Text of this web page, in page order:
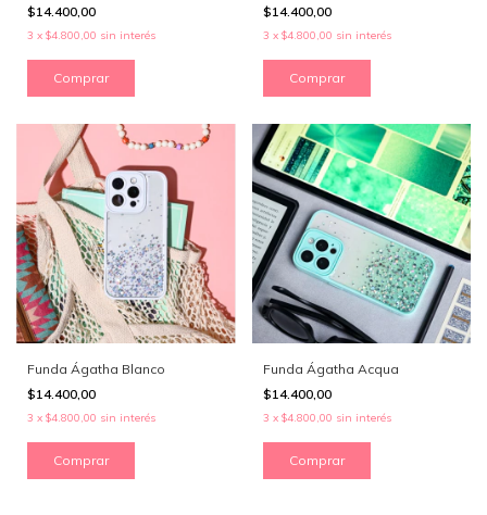
$14.400,00
3 x $4.800,00 sin interés
Comprar
$14.400,00
3 x $4.800,00 sin interés
Comprar
Funda Ágatha Blanco
$14.400,00
3 x $4.800,00 sin interés
Comprar
Funda Ágatha Acqua
$14.400,00
3 x $4.800,00 sin interés
Comprar